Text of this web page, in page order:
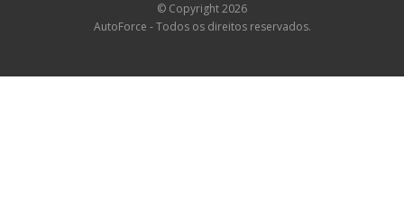
© Copyright 2026
AutoForce - Todos os direitos reservados.